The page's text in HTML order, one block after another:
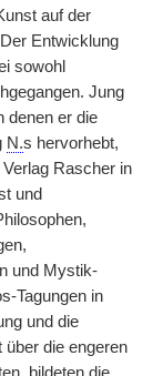
auf der
Entwicklung
sowohl
Jung
denen er die
N.s hervorhebt,
Rascher in
und
und Mystik-
Tagungen in
und die
über die engeren